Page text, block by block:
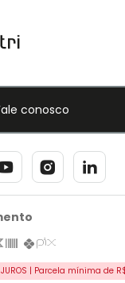
conosco
JUROS | Parcela mínima de